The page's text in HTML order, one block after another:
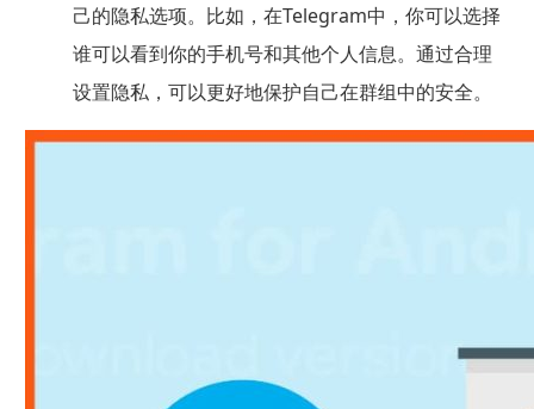
己的隐私选项。比如，在Telegram中，你可以选择
谁可以看到你的手机号和其他个人信息。通过合理
设置隐私，可以更好地保护自己在群组中的安全。